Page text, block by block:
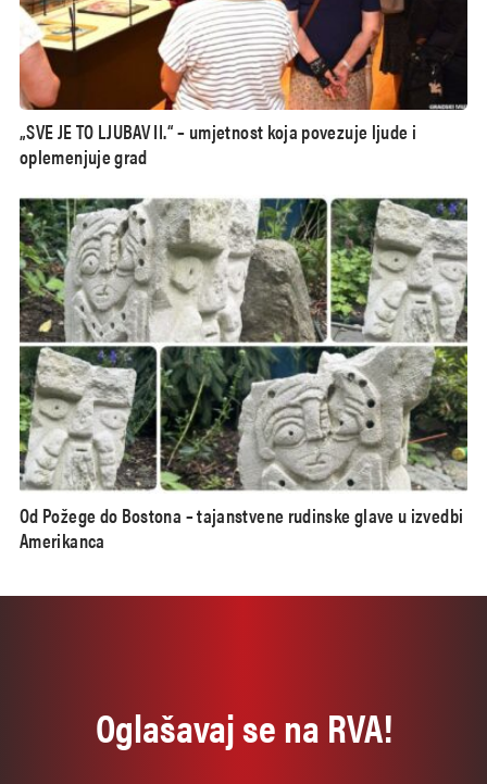
„SVE JE TO LJUBAV II.“ – umjetnost koja povezuje ljude i
oplemenjuje grad
Od Požege do Bostona – tajanstvene rudinske glave u izvedbi
Amerikanca
Oglašavaj se na RVA!